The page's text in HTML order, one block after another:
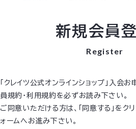
新規会員
Register
「クレイツ公式オンラインショップ」入会
員規約・利用規約を必ずお読み下さい。
ご同意いただける方は、「同意する」をク
ォームへお進み下さい。